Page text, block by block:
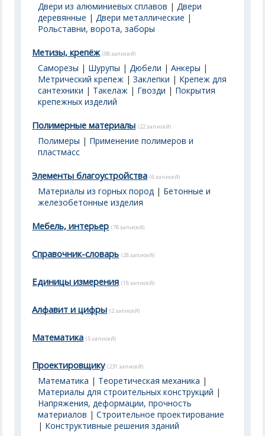
Двери из алюминиевых сплавов |Двери
деревянные |Двери металлические |
Рольставни, ворота, заборы
Метизы, крепёж (98 записей)
Саморезы | Шурупы |Дюбели |Анкеры |
Метрический крепеж |Заклепки | Крепеж для
сантехники | Такелаж | Гвозди | Покрытия
крепежных изделий
Полимерные материалы (22 записей)
Полимеры | Применение полимеров и
пластмасс
Элементы благоустройства (6 записей)
Материалы из горных пород | Бетонные и
железобетонные изделия
Мебель, интерьер (78 записей)
Справочник-словарь (28 записей)
Единицы измерения (18 записей)
Алфавит и цифры (2 записей)
Математика (5 записей)
Проектировщику (231 записей)
Математика | Теоретическая механика |
Материалы для строительных конструкций |
Напряжения, деформации, прочность
материалов |Строительное проектирование
| Конструктивные решения зданий